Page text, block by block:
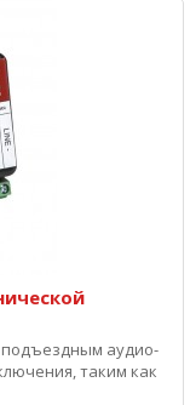
аудио-
таким как